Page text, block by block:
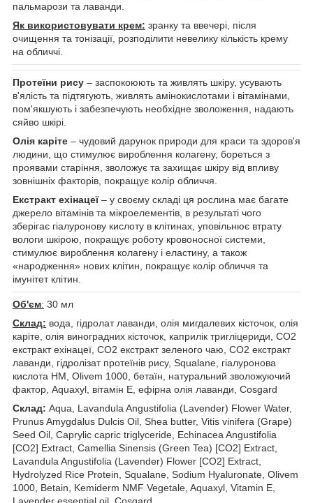
пальмарози та лаванди.
Як використовувати крем: зранку та ввечері, після
очищення та тонізації, розподілити невелику кількість крему
на обличчі.
Протеїни рису – заспокоюють та живлять шкіру, усувають
в'ялість та підтягують, живлять амінокислотами і вітамінами,
пом'якшують і забезпечують необхідне зволоження, надають
сяйво шкірі.
Олія каріте – чудовий дарунок природи для краси та здоров'я
людини, що стимулює вироблення колагену, бореться з
проявами старіння, зволожує та захищає шкіру від впливу
зовнішніх факторів, покращує колір обличчя.
Екстракт ехінацеї– у своєму складі ця рослина має багате
джерело вітамінів та мікроелементів, в результаті чого
зберігає гіалуронову кислоту в клітинах, уповільнює втрату
вологи шкірою, покращує роботу кровоносної системи,
стимулює вироблення колагену і еластину, а також
«народження» нових клітин, покращує колір обличчя та
імунітет клітин.
Об'єм: 30 мл
Склад: вода, гідролат лаванди, олія мигдалевих кісточок, олія
каріте, олія виноградних кісточок, каприлік тригліцериди, CO2
екстракт ехінацеї, CO2 екстракт зеленого чаю, CO2 екстракт
лаванди, гідролізат протеїнів рису, Squalane, гіалуронова
кислота HM, Olivem 1000, бетаїн, натуральний зволожуючий
фактор, Aquaxyl, вітамін E, ефірна олія лаванди, Cosgard
Склад: Aqua, Lavandula Angustifolia (Lavender) Flower Water,
Prunus Amygdalus Dulcis Oil, Shea butter, Vitis vinifera (Grape)
Seed Oil, Caprylic capric triglyceride, Echinacea Angustifolia
[CO2] Extract, Camellia Sinensis (Green Tea) [CO2] Extract,
Lavandula Angustifolia (Lavender) Flower [CO2] Extract,
Hydrolyzed Rice Protein, Squalane, Sodium Hyaluronate, Olivem
1000, Betain, Kemiderm NMF Vegetale, Aquaxyl, Vitamin E,